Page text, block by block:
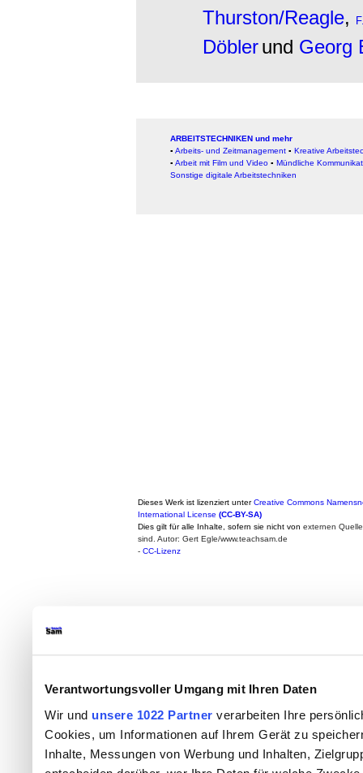
Verantwortungsvoller Umgang mit Ihren Daten
Wir und unsere 1022 Partner verarbeiten Ihre
Cookies, um Informationen auf Ihrem Gerät zu
Inhalte, Messungen von Werbung und Inhalten,
Thurston/Reagle,
Döblerund Georg
ARBEITSTECHNIKEN und mehr
▪ Arbeits- und Zeitmanagement ▪ Kreative
▪ Arbeit mit Film und Video ▪ Mündliche
Sonstige digitale Arbeitstechniken
Dieses Werk ist lizenziert unterCreative Commons
International License (CC-BY-SA)
Dies gilt für alle Inhalte, sofern sie nicht von externen
sind. Autor: Gert Egle/www.teachsam.de
- CC-Lizenz